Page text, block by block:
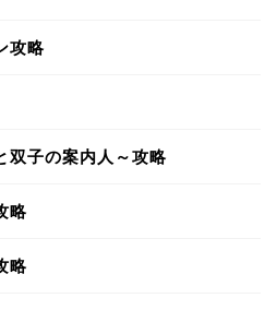
攻略
双子の案内人～攻略
略
略